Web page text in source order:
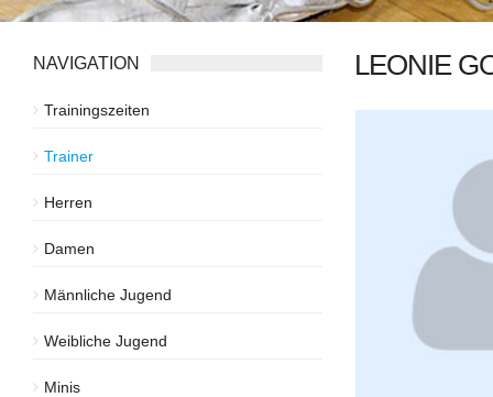
NAVIGATION
Trainingszeiten
Trainer
Herren
Damen
Männliche Jugend
Weibliche Jugend
Minis
LEONIE